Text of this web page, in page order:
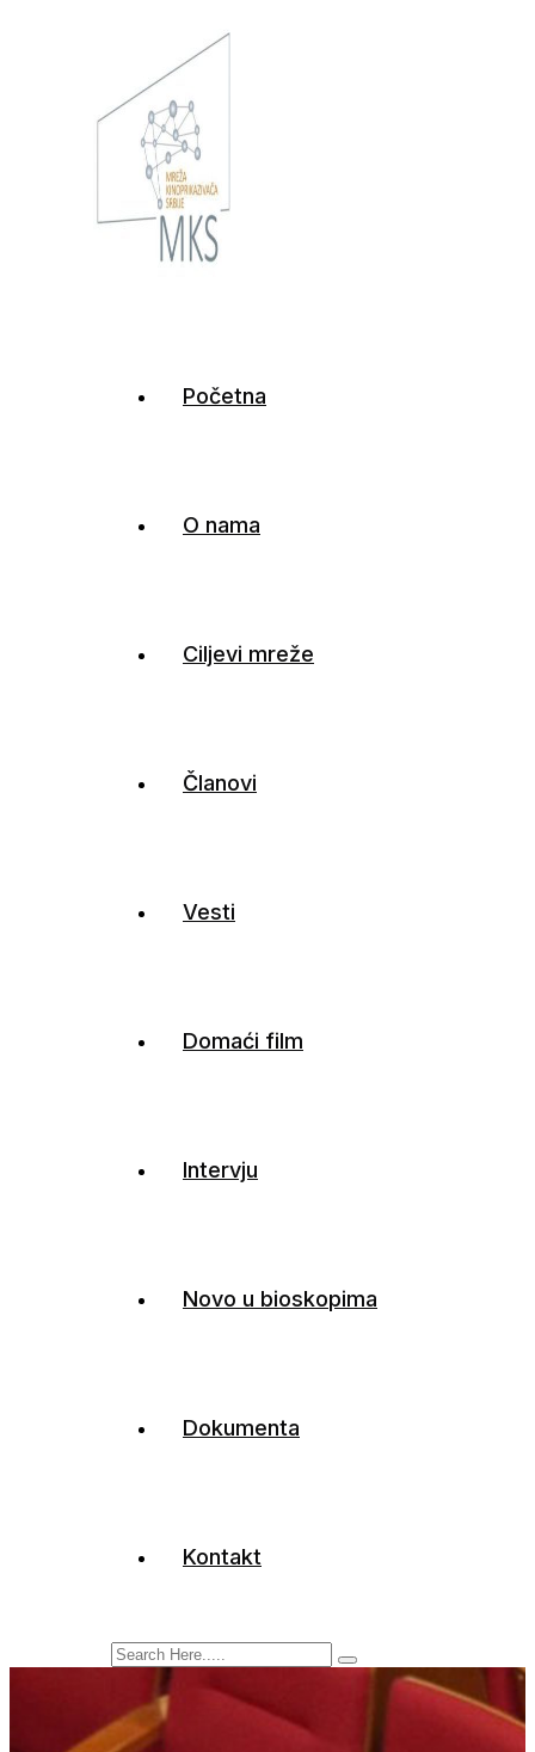
SrbijePočetna
O nama
Ciljevi mreže
Članovi
Vesti
Domaći film
Intervju
Novo u bioskopima
Dokumenta
Kontakt